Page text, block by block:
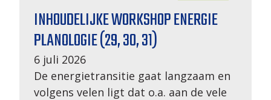
INHOUDELIJKE WORKSHOP ENERGIE
PLANOLOGIE (29, 30, 31)
6 juli 2026
De energietransitie gaat langzaam en
volgens velen ligt dat o.a. aan de vele